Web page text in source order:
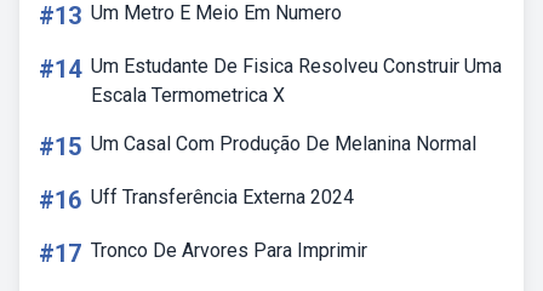
#13 Um Metro E Meio Em Numero
#14 Um Estudante De Fisica Resolveu Construir Uma
Escala Termometrica X
#15 Um Casal Com Produção De Melanina Normal
#16 Uff Transferência Externa 2024
#17 Tronco De Arvores Para Imprimir